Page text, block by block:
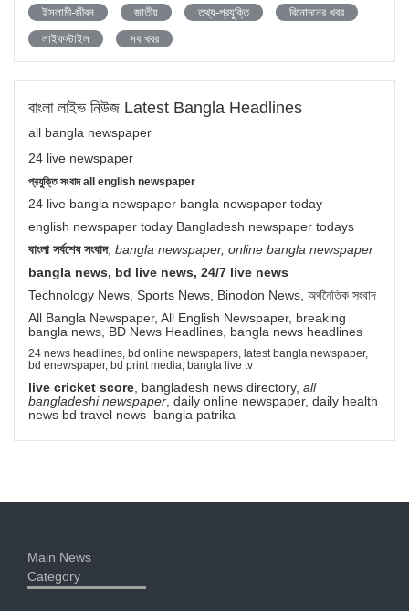
ইসলামী-জীবন
জাতীয় তথ্য-প্রযুক্তি
বিনোদনের খবর
লাইফস্টাইল
সব খবর
বাংলা লাইভ নিউজ Latest Bangla Headlines
all bangla newspaper
24 live newspaper
প্রযুক্তি সংবাদ all english newspaper
24 live bangla newspaper bangla newspaper today
english newspaper today Bangladesh newspaper todays
বাংলা সর্বশেষ সংবাদ, bangla newspaper, online bangla newspaper
bangla news, bd live news, 24/7 live news
Technology News, Sports News, Binodon News, অর্থনৈতিক সংবাদ
All Bangla Newspaper, All English Newspaper, breaking
bangla news, BD News Headlines, bangla news headlines
24 news headlines, bd online newspapers, latest bangla newspaper,
bd enewspaper, bd print media, bangla live tv
live cricket score , bangladesh news directory, all
bangladeshi newspaper , daily online newspaper, daily health
news bd travel news bangla patrika
Main News
Category